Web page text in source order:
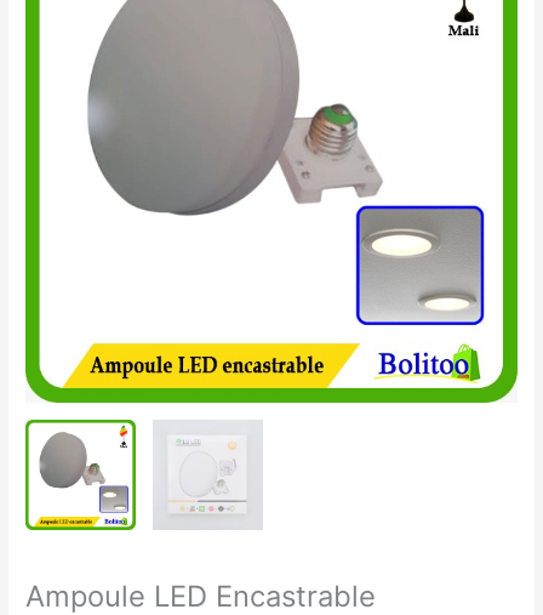
Ampoule LED Encastrable
Encastrable